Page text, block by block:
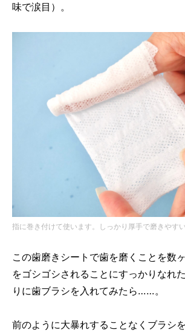
味で涙目）。
指に巻き付けて使います。しっかり厚手で磨きやすい
この歯磨きシートで歯を磨くことを数
をゴシゴシされることにすっかりなれ
りに歯ブラシを入れてみたら……。
前のように大暴れすることなくブラシ